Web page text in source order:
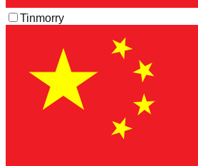
Tinmorry